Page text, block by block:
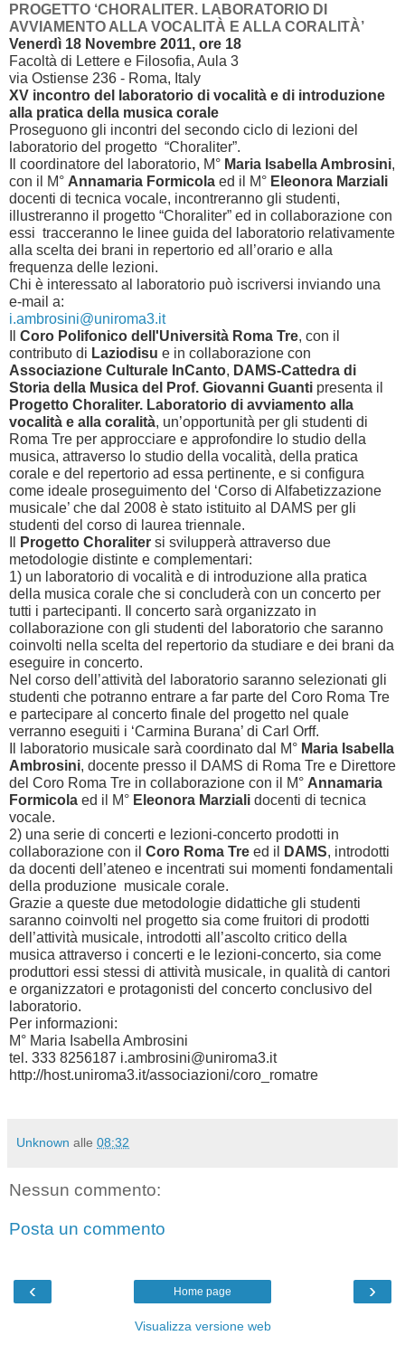
PROGETTO ‘CHORALITER. LABORATORIO DI
AVVIAMENTO ALLA VOCALITÀ E ALLA CORALITÀ’
Venerdì 18 Novembre 2011, ore 18
Facoltà di Lettere e Filosofia, Aula 3
via Ostiense 236 - Roma, Italy
XV incontro del laboratorio di vocalità e di introduzione
alla pratica della musica corale
Proseguono gli incontri del secondo ciclo di lezioni del
laboratorio del progetto “Choraliter”.
Il coordinatore del laboratorio, M° Maria Isabella Ambrosini,
con il M° Annamaria Formicola ed il M° Eleonora Marziali
docenti di tecnica vocale, incontreranno gli studenti,
illustreranno il progetto “Choraliter” ed in collaborazione con
essi tracceranno le linee guida del laboratorio relativamente
alla scelta dei brani in repertorio ed all’orario e alla
frequenza delle lezioni.
Chi è interessato al laboratorio può iscriversi inviando una
e-mail a:
i.ambrosini@uniroma3.it
Coro Polifonico dell'Università Roma Tre, con il
contributo di Laziodisu e in collaborazione con
Associazione Culturale InCanto, DAMS-Cattedra di
Storia della Musica del Prof. Giovanni Guanti presenta il
Progetto Choraliter. Laboratorio di avviamento alla
vocalità e alla coralità, un’opportunità per gli studenti di
Roma Tre per approcciare e approfondire lo studio della
musica, attraverso lo studio della vocalità, della pratica
corale e del repertorio ad essa pertinente, e si configura
come ideale proseguimento del ‘Corso di Alfabetizzazione
musicale’ che dal 2008 è stato istituito al DAMS per gli
studenti del corso di laurea triennale.
Progetto Choraliter si svilupperà attraverso due
metodologie distinte e complementari:
1) un laboratorio di vocalità e di introduzione alla pratica
della musica corale che si concluderà con un concerto per
tutti i partecipanti. Il concerto sarà organizzato in
collaborazione con gli studenti del laboratorio che saranno
coinvolti nella scelta del repertorio da studiare e dei brani da
eseguire in concerto.
Nel corso dell’attività del laboratorio saranno selezionati gli
studenti che potranno entrare a far parte del Coro Roma Tre
e partecipare al concerto finale del progetto nel quale
verranno eseguiti i ‘Carmina Burana’ di Carl Orff.
Il laboratorio musicale sarà coordinato dal M° Maria Isabella
Ambrosini, docente presso il DAMS di Roma Tre e Direttore
del Coro Roma Tre in collaborazione con il M° Annamaria
Formicola ed il M° Eleonora Marziali docenti di tecnica
vocale.
2) una serie di concerti e lezioni-concerto prodotti in
collaborazione con il Coro Roma Tre ed il DAMS, introdotti
da docenti dell’ateneo e incentrati sui momenti fondamentali
della produzione musicale corale.
Grazie a queste due metodologie didattiche gli studenti
saranno coinvolti nel progetto sia come fruitori di prodotti
dell’attività musicale, introdotti all’ascolto critico della
musica attraverso i concerti e le lezioni-concerto, sia come
produttori essi stessi di attività musicale, in qualità di cantori
e organizzatori e protagonisti del concerto conclusivo del
laboratorio.
Per informazioni:
M° Maria Isabella Ambrosini
tel. 333 8256187 i.ambrosini@uniroma3.it
http://host.uniroma3.it/associazioni/coro_romatre
Unknown alle 08:32
Nessun commento:
Posta un commento
‹ ›
Home page
Visualizza versione web